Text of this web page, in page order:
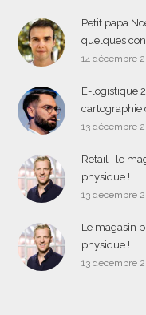
Petit papa
quelques
14 décembre
E-logistique
cartographie
13 décembre
Retail : le
physique !
13 décembre
Le magasin
physique !
13 décembre